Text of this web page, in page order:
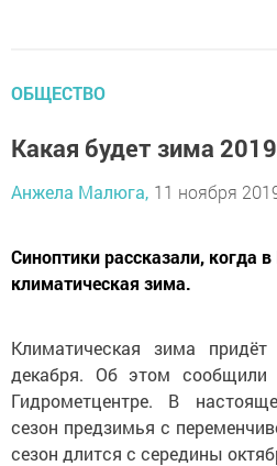
ОБЩЕСТВО
Какая будет зима
Анжела Малюга, 11 ноября
Синоптики рассказали, когда в
климатическая зима.
Климатическая зима
декабря. Об этом сообщили
Гидрометцентре. В
сезон предзимья с
сезон длится с середины